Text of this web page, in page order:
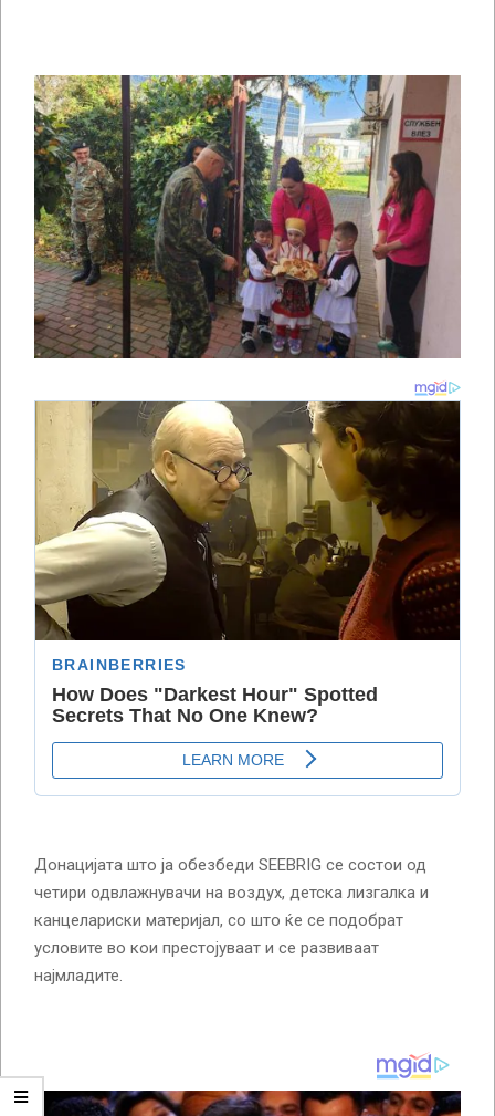
Донацијата што ја обезбеди SEEBRIG се состои од
четири одвлажнувачи на воздух, детска лизгалка и
канцелариски материјал, со што ќе се подобрат
условите во кои престојуваат и се развиваат
најмладите.